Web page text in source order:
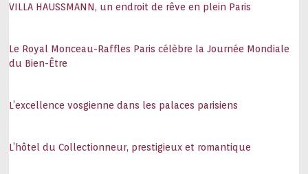
VILLA HAUSSMANN, un endroit de rêve en plein Paris
Le Royal Monceau-Raffles Paris célèbre la Journée Mondiale
du Bien-Être
L’excellence vosgienne dans les palaces parisiens
L’hôtel du Collectionneur, prestigieux et romantique